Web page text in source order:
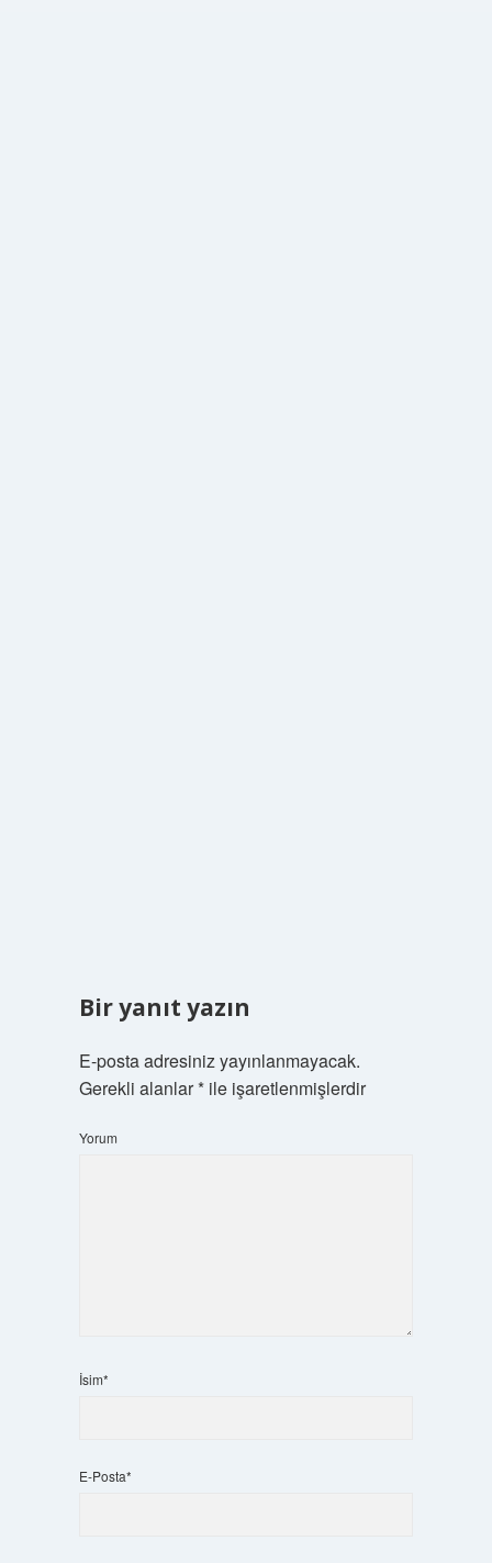
Bir yanıt yazın
E-posta adresiniz yayınlanmayacak.
Gerekli alanlar*ile işaretlenmişlerdir
Yorum
İsim*
E-Posta*